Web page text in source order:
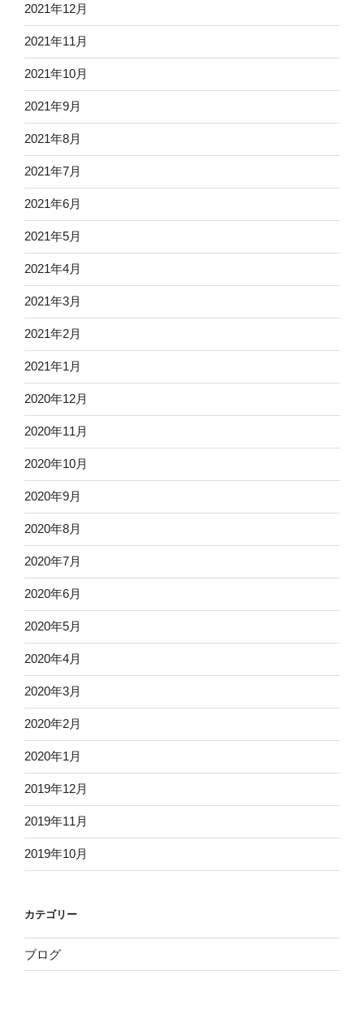
2021年12月
2021年11月
2021年10月
2021年9月
2021年8月
2021年7月
2021年6月
2021年5月
2021年4月
2021年3月
2021年2月
2021年1月
2020年12月
2020年11月
2020年10月
2020年9月
2020年8月
2020年7月
2020年6月
2020年5月
2020年4月
2020年3月
2020年2月
2020年1月
2019年12月
2019年11月
2019年10月
カテゴリー
ブログ